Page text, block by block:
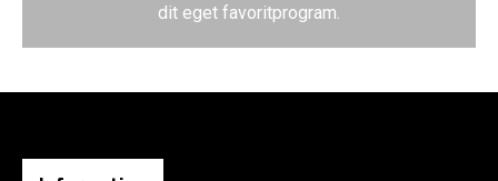
dit eget favoritprogram.